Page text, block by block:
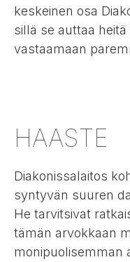
keskeinen osa
sillä se auttaa
vastaamaan
HAASTE
Diakonissalaitos
syntyvän suuren
He tarvitsivat
tämän arvokkaan
monipuolisemman